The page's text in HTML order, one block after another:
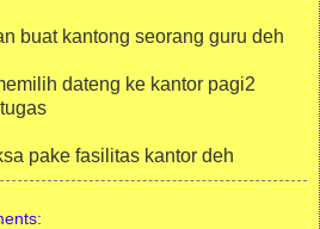
buat kantong seorang guru deh
dateng ke kantor pagi2
pake fasilitas kantor deh